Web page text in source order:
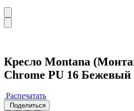
Кресло Montana
Chrome PU 16 Бежевый
Распечатать
Поделиться